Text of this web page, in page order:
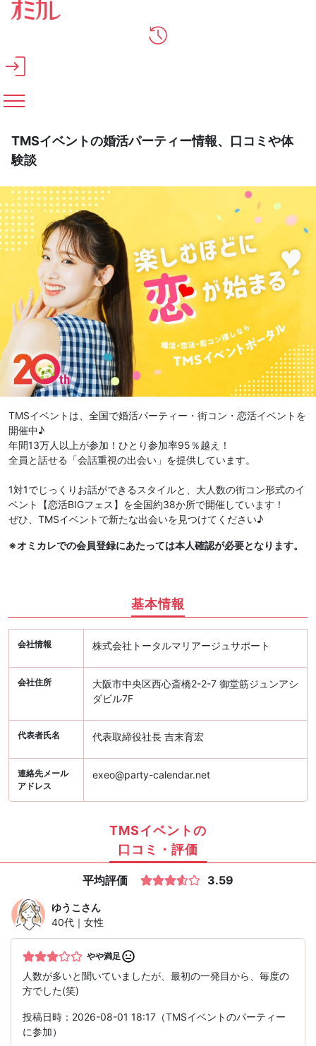
メインコンテンツへスキップ
TMSイベントの婚活パーティー情報、口コミや体
験談
TMSイベントは、全国で婚活パーティー・街コン・恋活イベントを
開催中♪
年間13万人以上が参加！ひとり参加率95％越え！
全員と話せる「会話重視の出会い」を提供しています。
1対1でじっくりお話ができるスタイルと、大人数の街コン形式のイ
ベント【恋活BIGフェス】を全国約38か所で開催しています！
ぜひ、TMSイベントで新たな出会いを見つけてください♪
※オミカレでの会員登録にあたっては本人確認が必要となります。
基本情報
会社情報 株式会社トータルマリアージュサポート
会社住所
大阪市中央区西心斎橋2-2-7 御堂筋ジュンアシ
ダビル7F
代表者氏名 代表取締役社長 吉末育宏
連絡先メール
アドレス
exeo@party-calendar.net
TMSイベントの
口コミ・評価
平均評価 3.59
ゆうこ さん
40代｜女性
やや満足
人数が多いと聞いていましたが、最初の一発目から、毎度の
方でした(笑)
投稿日時：2026-08-01 18:17（TMSイベントのパーティー
に参加）